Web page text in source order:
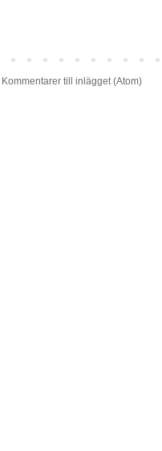
Kommentarer till inlägget (Atom)